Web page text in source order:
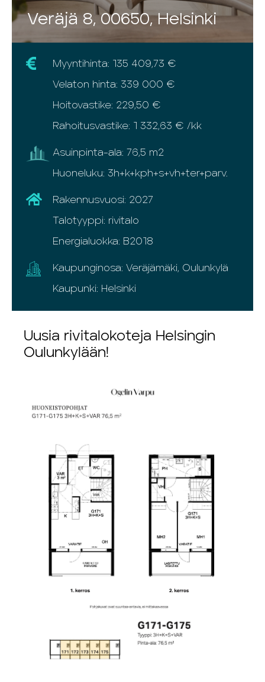
Veräjä 8, 00650, Helsinki
Myyntihinta: 135 409,73 €
Velaton hinta: 339 000 €
Hoitovastike: 229,50 €
Rahoitusvastike: 1 332,63 € /kk
Asuinpinta-ala: 76,5 m2
Huoneluku: 3h+k+kph+s+vh+ter+parv.
Rakennusvuosi: 2027
Talotyyppi: rivitalo
Energialuokka: B2018
Kaupunginosa: Veräjämäki, Oulunkylä
Kaupunki: Helsinki
Uusia rivitalokoteja Helsingin
Oulunkylään!